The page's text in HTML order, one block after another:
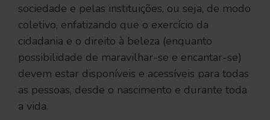
sociedade e pelas instituições, ou seja, de modo
coletivo, enfatizando que o exercício da
cidadania e o direito à beleza (enquanto
possibilidade de maravilhar-se e encantar-se)
devem estar disponíveis e acessíveis para todas
as pessoas, desde o nascimento e durante toda
a vida.